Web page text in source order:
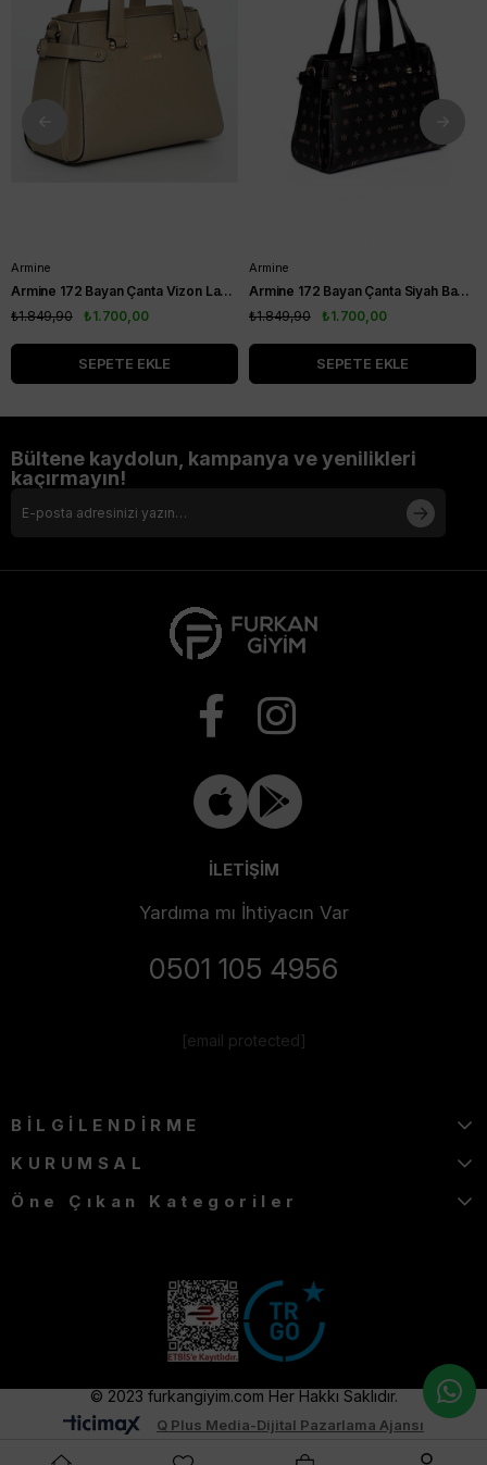
Armine
Armine 172 Bayan Çanta Vizon Lazer
₺1.700,00
₺1.849,90
SEPETE EKLE
Armine
Armine 172 Bayan Çanta Siyah Baskılı
₺1.700,00
₺1.849,90
SEPETE EKLE
Bültene kaydolun, kampanya ve yenilikleri
kaçırmayın!
İLETİŞİM
Yardıma mı İhtiyacın Var
0501 105 4956
[email protected]
BİLGİLENDİRME
KURUMSAL
Öne Çıkan Kategoriler
© 2023 furkangiyim.com Her Hakkı Saklıdır.
Q Plus Media-Dijital Pazarlama Ajansı